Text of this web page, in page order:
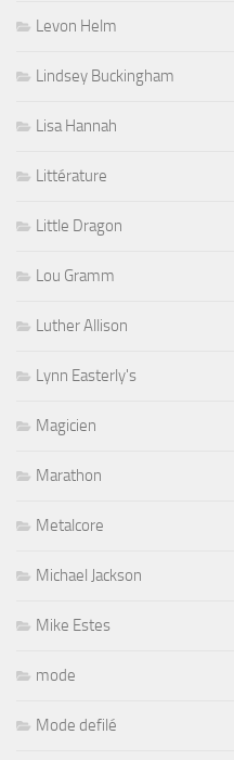
Levon Helm
Lindsey Buckingham
Lisa Hannah
Littérature
Little Dragon
Lou Gramm
Luther Allison
Lynn Easterly's
Magicien
Marathon
Metalcore
Michael Jackson
Mike Estes
mode
Mode defilé